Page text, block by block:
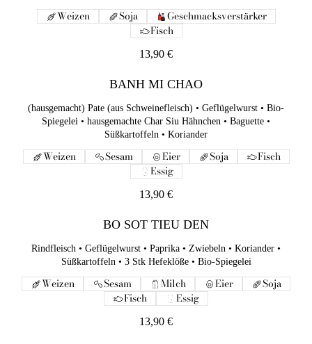
13,90 €
Weizen Soja
Geschmacksverstärker
Fisch
BANH MI CHAO
(hausgemacht) Pate (aus Schweinefleisch) • Geflügelwurst • Bio-
Spiegelei • hausgemachte Char Siu Hähnchen • Baguette •
Süßkartoffeln • Koriander
13,90 €
Weizen Sesam Eier Soja
Fisch
Essig
Rindfleisch • Geflügelwurst • Paprika • Zwiebeln • Koriander •
Süßkartoffeln • 3 Stk Hefeklöße • Bio-Spiegelei
13,90 €
Weizen Sesam Milch Eier
Fisch
Essig
13,90 €
Weizen Soja
Geschmacksverstärker
Fisch
BANH MI CHAO
(hausgemacht) Pate (aus Schweinefleisch) • Geflügelwurst • Bio-
Spiegelei • hausgemachte Char Siu Hähnchen • Baguette •
Süßkartoffeln • Koriander
13,90 €
Weizen Sesam Eier Soja
Fisch
Essig
BO SOT TIEU DEN
Rindfleisch • Geflügelwurst • Paprika • Zwiebeln • Koriander •
Süßkartoffeln • 3 Stk Hefeklöße • Bio-Spiegelei
13,90 €
Weizen Sesam Milch Eier
Soja
Fisch
Essig